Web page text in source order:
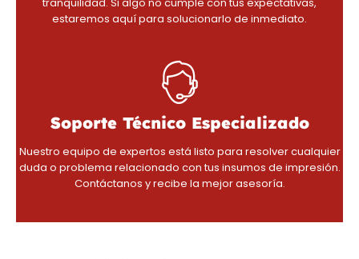
tranquilidad. Si algo no cumple con tus expectativas,
estaremos aquí para solucionarlo de inmediato.
Soporte Técnico Especializado
Nuestro equipo de expertos está listo para resolver cualquier
duda o problema relacionado con tus insumos de impresión.
Contáctanos y recibe la mejor asesoría.